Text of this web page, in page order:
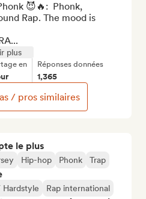
le plus
Hip-hop Phonk Trap
Rap international
😈🔥‎‎:  Phonk,
Rap. The mood is
plus
en Réponses données
1,365
/ pros similaires